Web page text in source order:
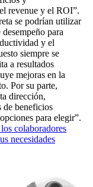
revenue y el ROI”.
se podrían utilizar
para
y el
siempre se
a resultados
mejoras en la
Por su parte,
dirección,
de beneficios
para elegir”.
colaboradores
necesidades